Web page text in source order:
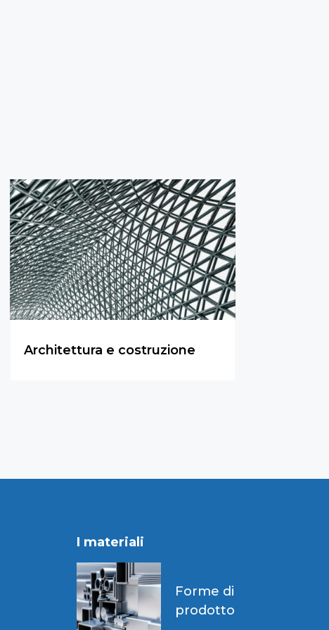
Architettura e costruzione
I materiali
Forme di
prodotto